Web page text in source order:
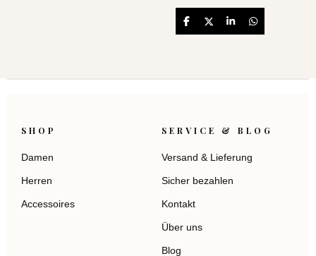
TeilenTeilenTeilenTeilen
SHOP
Damen
Herren
Accessoires
SERVICE & BLOG
Versand & Lieferung
Sicher bezahlen
Kontakt
Über uns
Blog